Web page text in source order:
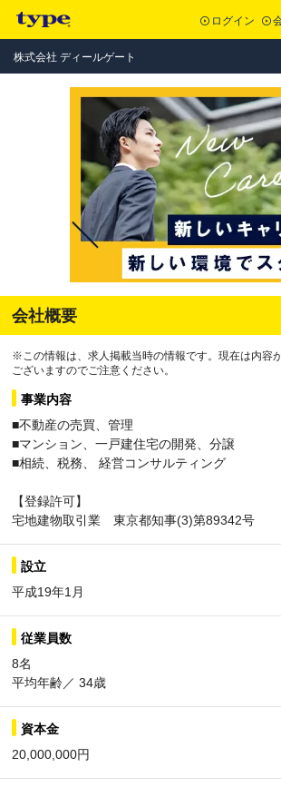
ログイン
株式会社 ディールゲート
会社概要
※この情報は、求人掲載当時の情報です。現在は内容
ございますのでご注意ください。
事業内容
■不動産の売買、管理
■マンション、一戸建住宅の開発、分譲
■相続、税務、 経営コンサルティング
【登録許可】
宅地建物取引業 東京都知事(3)第89342号
設立
平成19年1月
従業員数
8名
平均年齢／ 34歳
資本金
20,000,000円